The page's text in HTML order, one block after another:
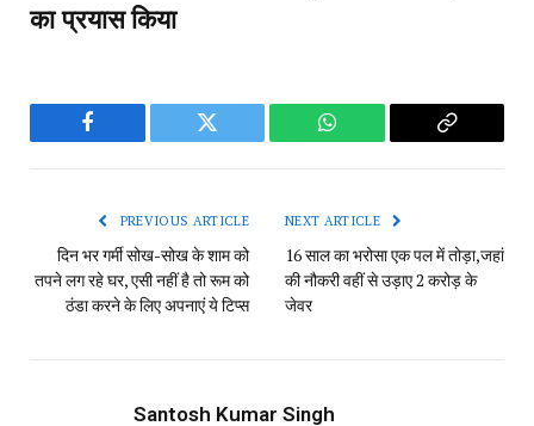
का प्रयास किया
Facebook Twitter WhatsApp
Copy
PREVIOUS ARTICLE
दिन भर गर्मी सोख-सोख के शाम को
तपने लग रहे घर, एसी नहीं है तो रूम को
ठंडा करने के लिए अपनाएं ये टिप्स
NEXT ARTICLE
16 साल का भरोसा एक पल में तोड़ा,जहां
की नौकरी वहीं से उड़ाए 2 करोड़ के
जेवर
Santosh Kumar Singh